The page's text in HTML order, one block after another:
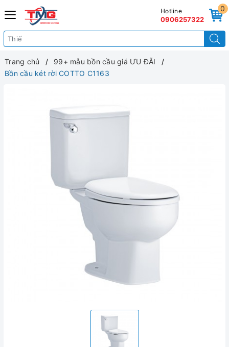
0
Hotline
0906257322
Trang chủ
99+ mẫu bồn cầu giá ƯU ĐÃI
Bồn cầu két rời COTTO C1163